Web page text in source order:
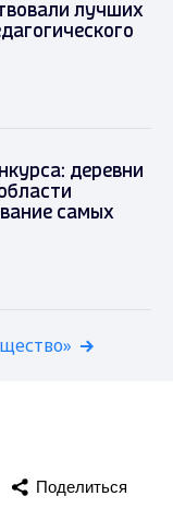
лучших
деревни
самых
Поделиться